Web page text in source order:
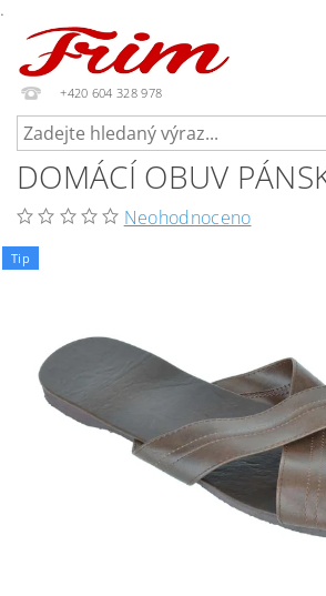
.
+420 604 328 978
DOMÁCÍ OBUV
Neohodnoceno
Tip